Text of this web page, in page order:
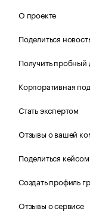
О проекте
Поделиться
Получить пробный
Корпоративная
Стать экспертом
Отзывы о вашей
Поделиться кейсом
Создать профиль
Отзывы о сервисе